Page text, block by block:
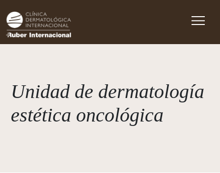
Main Navigation
Unidad de dermatología
estética oncológica